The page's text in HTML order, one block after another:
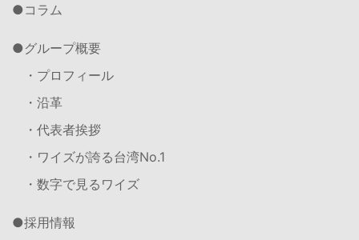
コラム
グループ概要
・プロフィール
・沿革
・代表者挨拶
・ワイズが誇る台湾No.1
・数字で見るワイズ
採用情報